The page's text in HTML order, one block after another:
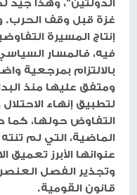
غزة قبل وقف الحرب.
إنتاج المسيرة
فيه، فالمسار
بالالتزام بمرجعية
ومتفق عليها منذ
لتطبيق إنهاء
التفاوض حولها،
الماضية، التي لم
عنوانها الأبرز تعميق
وتجذير الفصل
قانون القومية.